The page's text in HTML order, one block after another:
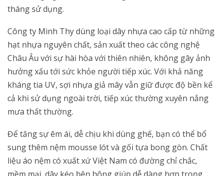
tháng sử dụng.
Công ty Minh Thy dùng loại dây nhựa cao cấp từ những
hạt nhựa nguyên chất, sản xuất theo các công nghệ
Châu Âu với sự hài hòa với thiên nhiên, không gây ảnh
hưởng xấu tới sức khỏe người tiếp xúc. Với khả năng
kháng tia UV, sợi nhựa giả mây vẫn giữ được độ bền kể
cả khi sử dụng ngoài trời, tiếp xúc thường xuyên nắng
mưa thất thường.
Để tăng sự êm ái, dễ chịu khi dùng ghế, bạn có thể bổ
sung thêm nệm mousse lót và gối tựa bong gòn. Chất
liệu áo nệm có xuất xứ Việt Nam có đường chỉ chắc,